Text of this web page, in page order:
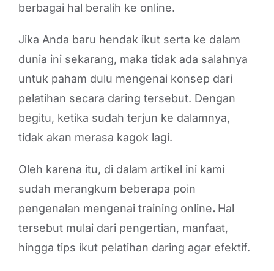
berbagai hal beralih ke online.
Jika Anda baru hendak ikut serta ke dalam
dunia ini sekarang, maka tidak ada salahnya
untuk paham dulu mengenai konsep dari
pelatihan secara daring tersebut. Dengan
begitu, ketika sudah terjun ke dalamnya,
tidak akan merasa kagok lagi.
Oleh karena itu, di dalam artikel ini kami
sudah merangkum beberapa poin
pengenalan mengenai training online. Hal
tersebut mulai dari pengertian, manfaat,
hingga tips ikut pelatihan daring agar efektif.